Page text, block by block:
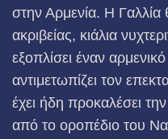
στην Αρμενία. Η
ακριβείας, κιάλια
εξοπλίσει έναν
αντιμετωπίζει τον
έχει ήδη προκαλέσει
από το οροπέδιο του